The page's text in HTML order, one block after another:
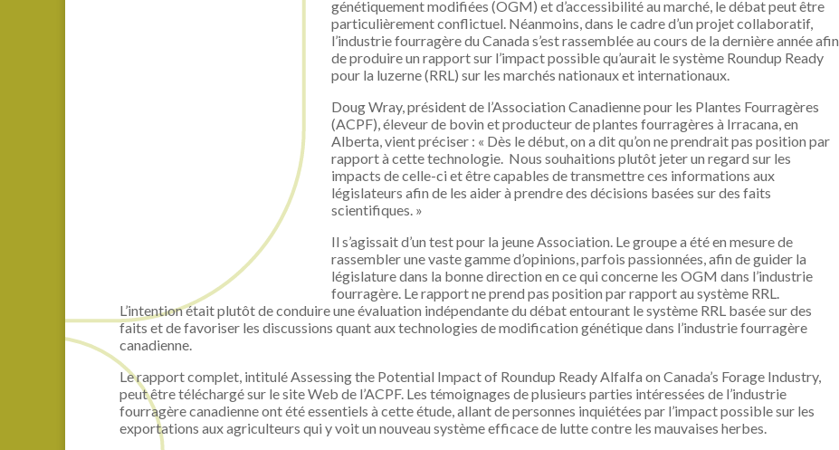
génétiquement modifiées (OGM) et d’accessibilité au marché, le débat peut être
particulièrement conflictuel. Néanmoins, dans le cadre d’un projet collaboratif,
l’industrie fourragère du Canada s’est rassemblée au cours de la dernière année afin
de produire un rapport sur l’impact possible qu’aurait le système Roundup Ready
pour la luzerne (RRL) sur les marchés nationaux et internationaux.
Doug Wray, président de l’Association Canadienne pour les Plantes Fourragères
(ACPF), éleveur de bovin et producteur de plantes fourragères à Irracana, en
Alberta, vient préciser : « Dès le début, on a dit qu’on ne prendrait pas position par
rapport à cette technologie. Nous souhaitions plutôt jeter un regard sur les
impacts de celle-ci et être capables de transmettre ces informations aux
législateurs afin de les aider à prendre des décisions basées sur des faits
scientifiques. »
Il s’agissait d’un test pour la jeune Association. Le groupe a été en mesure de
rassembler une vaste gamme d’opinions, parfois passionnées, afin de guider la
législature dans la bonne direction en ce qui concerne les OGM dans l’industrie
fourragère. Le rapport ne prend pas position par rapport au système RRL.
L’intention était plutôt de conduire une évaluation indépendante du débat entourant le système RRL basée sur des
faits et de favoriser les discussions quant aux technologies de modification génétique dans l’industrie fourragère
canadienne.
Le rapport complet, intitulé Assessing the Potential Impact of Roundup Ready Alfalfa on Canada’s Forage Industry,
peut être téléchargé sur le site Web de l’ACPF. Les témoignages de plusieurs parties intéressées de l’industrie
fourragère canadienne ont été essentiels à cette étude, allant de personnes inquiétées par l’impact possible sur les
exportations aux agriculteurs qui y voit un nouveau système efficace de lutte contre les mauvaises herbes.